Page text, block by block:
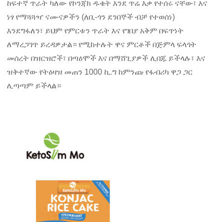
ከፍተኛ ጥራት ካለው የኮንጃክ ዱቄት እንደ ጥሬ እቃ የተሰሩ ናቸው፣ እና
ነፃ የማጓጓዣ ናሙናዎችን (ለቢ-ጎን ደንበኞች ብቻ የተወሰነ)
እንደግፋለን፣ ይህም የምርቱን ጥራት እና የገበያ አቅም በፍጥነት
ለማረጋገጥ ይረዳዎታል። የሚከተሉት ዋና ምርቶች በጅምላ ፍላጎት
መሰረት በዝርዝሮች፣ በጣዕሞች እና በማሸጊያዎች ሊበጁ ይችላሉ፣ እና
ዝቅተኛው የትዕዛዝ መጠን 1000 ኪ.ግ ከምንጩ የፋብሪካ ዋጋ ጋር
ሊጣጣም ይችላል።